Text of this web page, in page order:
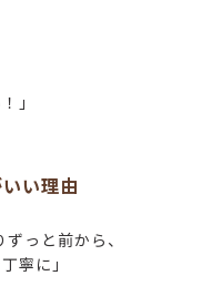
」
い理由
っと前から、
寧に」